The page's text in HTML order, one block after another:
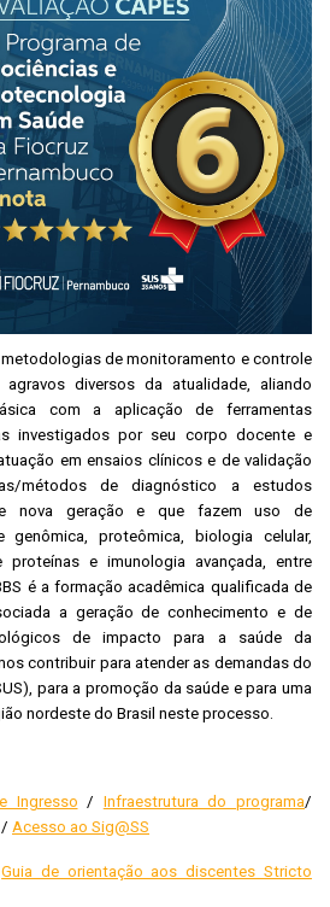
de monitoramento e controle
diversos da atualidade, aliando
com a aplicação de ferramentas
investigados por seu corpo docente e
em ensaios clínicos e de validação
métodos de diagnóstico a estudos
nova geração e que fazem uso de
proteômica, biologia celular,
proteínas e imunologia avançada, entre
é a formação acadêmica qualificada de
a geração de conhecimento e de
de impacto para a saúde da
contribuir para atender as demandas do
para a promoção da saúde e para uma
nordeste do Brasil neste processo.
Ingresso / Infraestrutura do programa/
/ Acesso ao Sig@SS
Guia de orientação aos discentes Stricto